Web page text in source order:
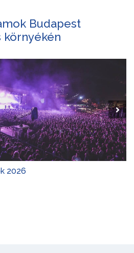
Budapest
2026